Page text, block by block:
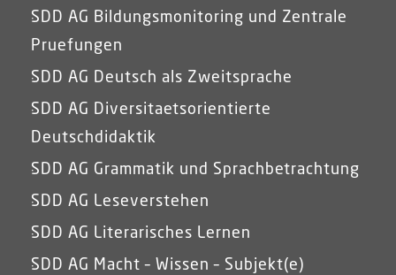
SDD AG Bildungsmonitoring und Zentrale
Pruefungen
SDD AG Deutsch als Zweitsprache
SDD AG Diversitaetsorientierte
Deutschdidaktik
SDD AG Grammatik und Sprachbetrachtung
SDD AG Leseverstehen
SDD AG Literarisches Lernen
SDD AG Macht – Wissen – Subjekt(e)